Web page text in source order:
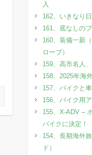
入
162、いきなり
161、底なしの
160、装備一新
ローブ）
159、高市名人
158、2025年海
157、バイクと
156、バイク用
155、X-ADV –
バイクに決定！
154、長期海外
ド）